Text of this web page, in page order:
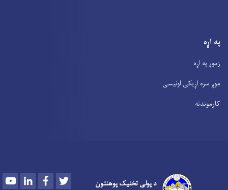
په اړه
زموږ په اړه
موږ سره اړیکی اونیسی
کارموندنه
د پولی تخنیک پوهنتون YoutubeLinkedInFacebook